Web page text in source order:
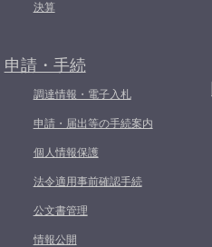
決算
申請・手続
調達情報・電子入札
申請・届出等の手続案内
個人情報保護
法令適用事前確認手続
公文書管理
情報公開